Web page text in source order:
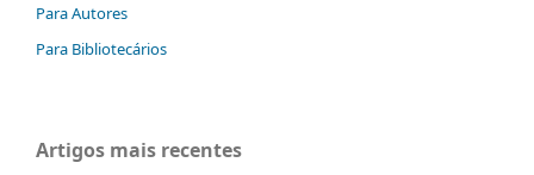
Para Autores
Para Bibliotecários
Artigos mais recentes